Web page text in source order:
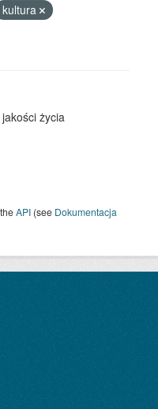
kultura
życia
API (see Dokumentacja